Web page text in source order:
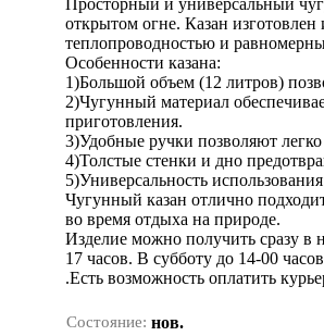
Просторный и универсальный
открытом огне. Казан
теплопроводностью и
Особенности казана:
1)Большой объем (12 литров)
2)Чугунный материал
приготовления.
3)Удобные ручки позволяют
4)Толстые стенки и дно
5)Универсальность
Чугунный казан отлично
во время отдыха на природе.
Изделие можно получить сразу в
17 часов. В субботу до 14-00
.Есть возможность оплатить
Состояние: нов.